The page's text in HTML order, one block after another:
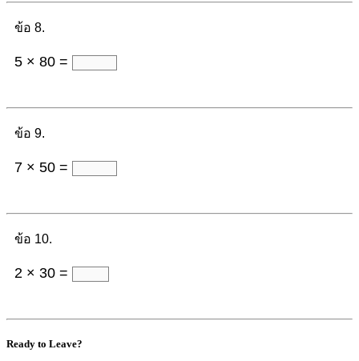
ข้อ 8.
5 × 80 =
ข้อ 9.
7 × 50 =
ข้อ 10.
2 × 30 =
Ready to Leave?